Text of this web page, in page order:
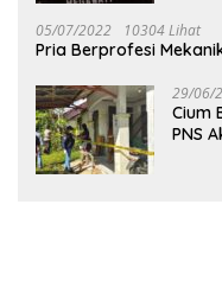
05/07/2022 10304 Lihat
Pria Berprofesi
29/06/
Cium
PNS